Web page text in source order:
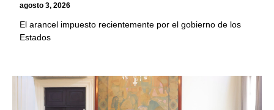
agosto 3, 2026
El arancel impuesto recientemente por el gobierno de los
Estados